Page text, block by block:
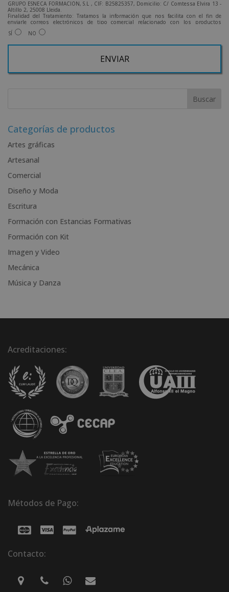
GRUPO ESNECA FORMACIÓN, S.L , CIF: B25825357, Domicilio: C/ Comtessa Elvira 13 -
Altillo 2, 25008 Lleida.
Finalidad del Tratamiento: Tratamos la información que nos facilita con el fin de
enviarle correos electrónicos de tipo comercial relacionado con los productos
ofrecidos y otros tipo de productos que fueran de su interés.
Legitimación del tratamiento: Consentimiento del interesado.
a la dirección admin@grupoesneca.com.
Desea recibir información comercial (vía telefónica y/o email):
SÍ NO
r
a
t
i
e
:
Categorías de productos
Artes gráficas
Artesanal
Comercial
Diseño y Moda
Escritura
Formación con Estancias Formativas
Formación con Kit
Imagen y Video
Mecánica
Música y Danza
Acreditaciones:
Métodos de Pago:
Contacto: